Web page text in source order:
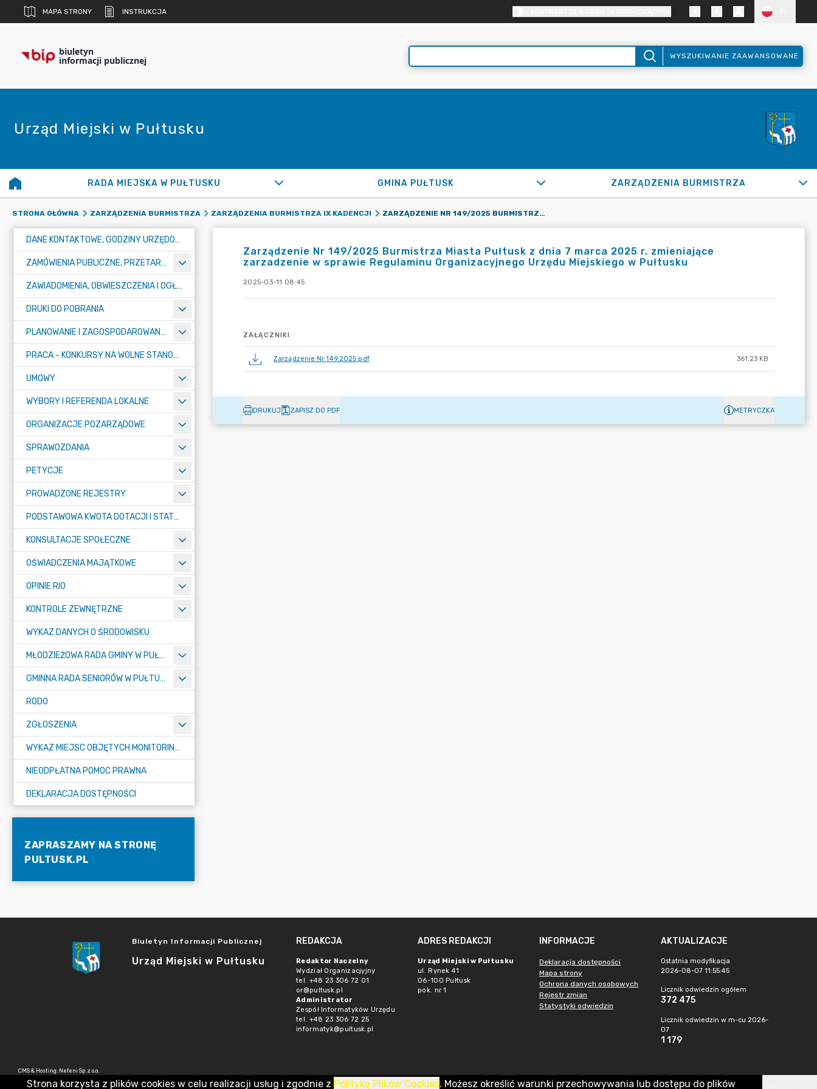
MAPA STRONY INSTRUKCJA
biuletyn
informacji publicznej WYSZUKIWANIE ZAAWANSOWANE
Urząd Miejski w Pułtusku
RADA MIEJSKA W PUŁTUSKU GMINA PUŁTUSK ZARZĄDZENIA BURMISTRZA
STRONA GŁÓWNA ZARZĄDZENIA BURMISTRZA ZARZĄDZENIA BURMISTRZA IX KADENCJI ZARZĄDZENIE NR 149/2025 BURMISTRZA MIASTA PUŁTUSK Z DNIA 7 MARCA 2025 R. ZMIENIAJĄCE ZARZADZENIE W SPRAWIE REGULAMINU ORGANIZACYJNEGO URZĘDU MIEJSKIEGO W PUŁTUSKU
DANE KONTAKTOWE, GODZINY URZĘDOWANIA I NUMER KONTA BANKOWEGO
ZAMÓWIENIA PUBLICZNE, PRZETARGI, KONKURSY
ZAWIADOMIENIA, OBWIESZCZENIA I OGŁOSZENIA
DRUKI DO POBRANIA
PLANOWANIE I ZAGOSPODAROWANIE PRZESTRZENNE
PRACA - KONKURSY NA WOLNE STANOWISKA
UMOWY
WYBORY I REFERENDA LOKALNE
ORGANIZACJE POZARZĄDOWE
SPRAWOZDANIA
PETYCJE
PROWADZONE REJESTRY
PODSTAWOWA KWOTA DOTACJI I STATYSTYCZNA LICZBA UCZNIÓW
KONSULTACJE SPOŁECZNE
OŚWIADCZENIA MAJĄTKOWE
OPINIE RIO
KONTROLE ZEWNĘTRZNE
WYKAZ DANYCH O ŚRODOWISKU
MŁODZIEŻOWA RADA GMINY W PUŁTUSKU
GMINNA RADA SENIORÓW W PUŁTUSKU
RODO
ZGŁOSZENIA
WYKAZ MIEJSC OBJĘTYCH MONITORINGIEM
NIEODPŁATNA POMOC PRAWNA
DEKLARACJA DOSTĘPNOŚCI
ZAPRASZAMY NA STRONĘ
PULTUSK.PL
Zarządzenie Nr 149/2025 Burmistrza Miasta Pułtusk z dnia 7 marca 2025 r. zmieniające
zarzadzenie w sprawie Regulaminu Organizacyjnego Urzędu Miejskiego w Pułtusku
2025-03-11 08:45
ZAŁĄCZNIKI
Zarządzenie Nr 149.2025.pdf 361.23 KB
DRUKUJ ZAPISZ DO PDF METRYCZKA
Biuletyn Informacji Publicznej
Urząd Miejski w Pułtusku
REDAKCJA
Redaktor Naczelny
Wydział Organizacjyjny
tel. +48 23 306 72 01
or@pultusk.pl
Administrator
Zespół Informatyków Urzędu
tel. +48 23 306 72 25
informatyk@pultusk.pl
ADRES REDAKCJI
Urząd Miejski w Pułtusku
ul. Rynek 41
06-100 Pułtusk
pok. nr 1
INFORMACJE
Deklaracja dostępności
Mapa strony
Ochrona danych osobowych
Rejestr zmian
Statystyki odwiedzin
AKTUALIZACJE
Ostatnia modyfikacja
2026-08-07 11:55:45
Licznik odwiedzin ogółem
372 475
Licznik odwiedzin w m-cu 2026-
07
1 179
CMS & Hosting: Nefeni Sp. z o.o.
Strona korzysta z plików cookies w celu realizacji usług i zgodnie z Polityką Plików Cookies. Możesz określić warunki przechowywania lub dostępu do plików